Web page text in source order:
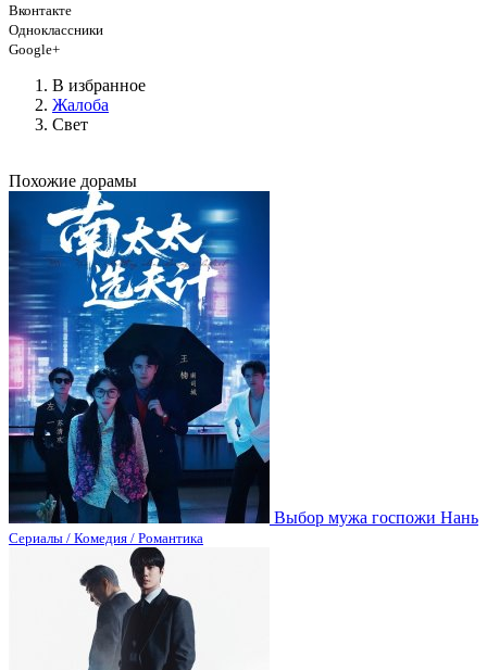
Вконтакте
Одноклассники
Google+
В избранное
Жалоба
Свет
Похожие дорамы
Выбор мужа госпожи Нань
Сериалы / Комедия / Романтика